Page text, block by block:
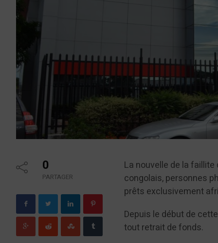
0
PARTAGER
La nouvelle de la faillite
congolais, personnes
prêts exclusivement
Depuis le début de
tout retrait de fonds.